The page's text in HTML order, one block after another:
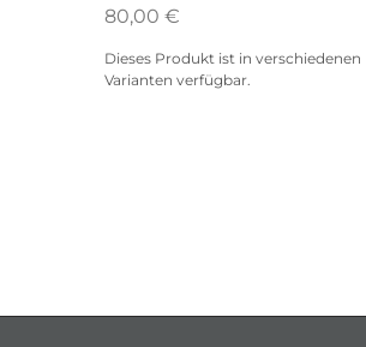
80,00 €
Dieses Produkt ist in verschiedenen
Varianten verfügbar.